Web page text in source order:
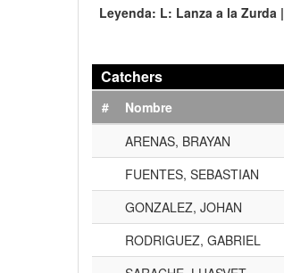
Leyenda: L: Lanza a la Zurda |
Catchers
# Nombre
ARENAS, BRAYAN
FUENTES, SEBASTIAN
GONZALEZ, JOHAN
RODRIGUEZ, GABRIEL